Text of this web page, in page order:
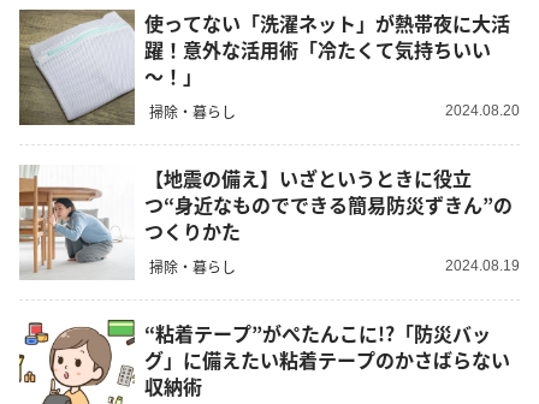
使ってない「洗濯ネット」が熱帯夜に大活
躍！意外な活用術「冷たくて気持ちいい
～！」
掃除・暮らし 2024.08.20
【地震の備え】いざというときに役立
つ“身近なものでできる簡易防災ずきん”の
つくりかた
掃除・暮らし 2024.08.19
“粘着テープ”がぺたんこに!?「防災バッ
グ」に備えたい粘着テープのかさばらない
収納術